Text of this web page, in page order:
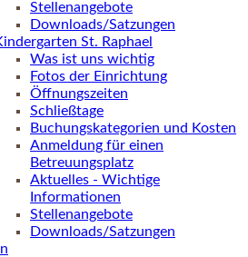
Stellenangebote
Downloads/Satzungen
St. Raphael
Was ist uns wichtig
Fotos der Einrichtung
Öffnungszeiten
Schließtage
Buchungskategorien und Kosten
Anmeldung für einen
Betreuungsplatz
Aktuelles - Wichtige
Informationen
Stellenangebote
Downloads/Satzungen